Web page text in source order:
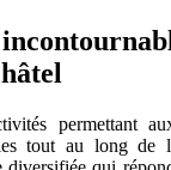
permettant
tout au long de